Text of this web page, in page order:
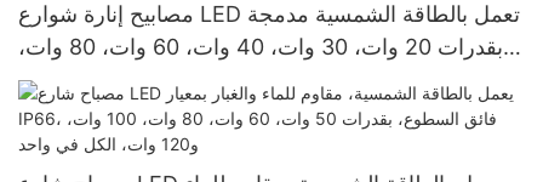
مصابيح إنارة شوارع LED تعمل بالطاقة الشمسية مدمجة
بقدرات 20 وات، 30 وات، 40 وات، 60 وات، 80 وات،
و100 وات، بأسعار المصنع الرخيصة